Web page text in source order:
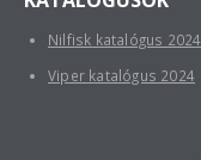
Nilfisk katalógus 2024
Viper katalógus 2024